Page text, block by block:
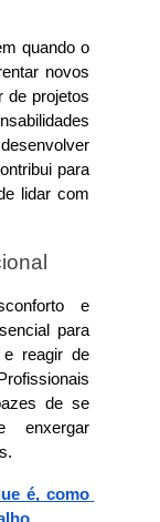
quando o
novos
de projetos
para
lidar com
e
para
e reagir de
de se
enxergar
é, como